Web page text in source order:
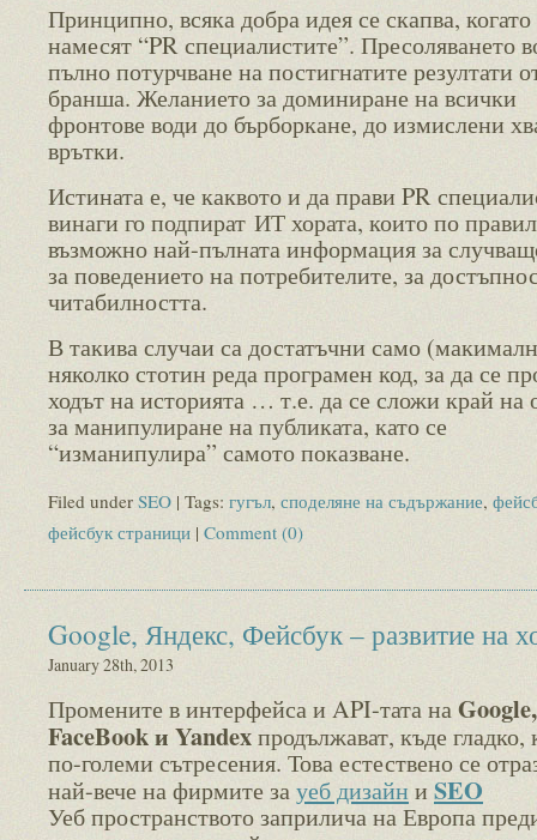
Принципно, всяка добра идея се скапва, когато
намесят “PR специалистите”. Пресоляването
пълно потурчване на постигнатите резултати
бранша. Желанието за доминиране на всички
фронтове води до бърборкане, до измислени
врътки.
Истината е, че каквото и да прави PR
винаги го подпират ИТ хората, които по
възможно най-пълната информация за
за поведението на потребителите, за
читабилността.
В такива случаи са достатъчни само
няколко стотин реда програмен код, за да се
ходът на историята … т.е. да се сложи край на
за манипулиране на публиката, като се
“изманипулира” самото показване.
Filed under SEO | Tags: гугъл, споделяне на съдържание,
фейсбук страници | Comment (0)
Google, Яндекс, Фейсбук – развитие на
January 28th, 2013
Промените в интерфейса и API-тата наGoogle,
FaceBook и Yandexпродължават, къде гладко,
по-големи сътресения. Това естествено се
най-вече на фирмите зауеб дизайни SEO
Уеб пространството заприлича на Европа